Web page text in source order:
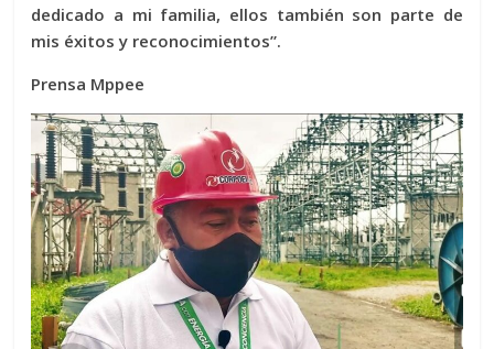
dedicado a mi familia, ellos también son parte de
mis éxitos y reconocimientos”.
Prensa Mppee